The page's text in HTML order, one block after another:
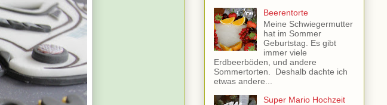
Beerentorte
Meine Schwiegermutter
hat im Sommer
Geburtstag. Es gibt
immer viele
Erdbeerböden, und andere
Sommertorten. Deshalb dachte ich
etwas andere...
Super Mario Hochzeit